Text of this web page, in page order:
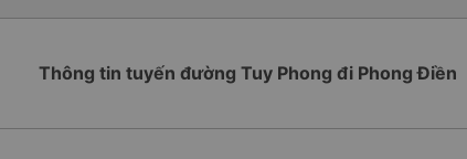
Thông tin tuyến đường Tuy Phong đi Phong Điền